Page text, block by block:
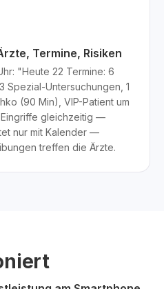
Termine, Risiken
"Heute 22 Termine: 6
Spezial-Untersuchungen, 1
(90 Min), VIP-Patient um
Eingriffe gleichzeitig —
nur mit Kalender —
treffen die Ärzte.